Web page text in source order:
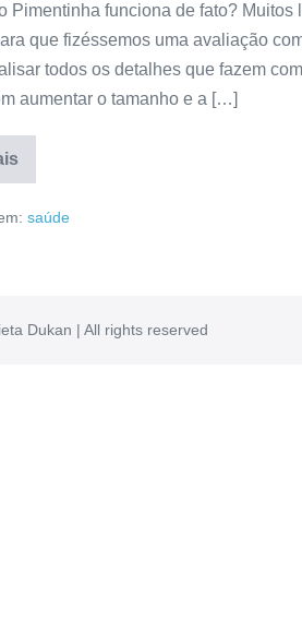
Pimentinha funciona de fato?
que fizéssemos uma avaliação
todos os detalhes que fazem
aumentar o tamanho e a […]
saúde
Dukan | All rights reserved